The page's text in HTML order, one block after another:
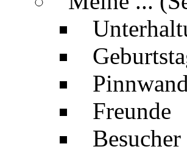
Pinnwand
Freunde
Besucher